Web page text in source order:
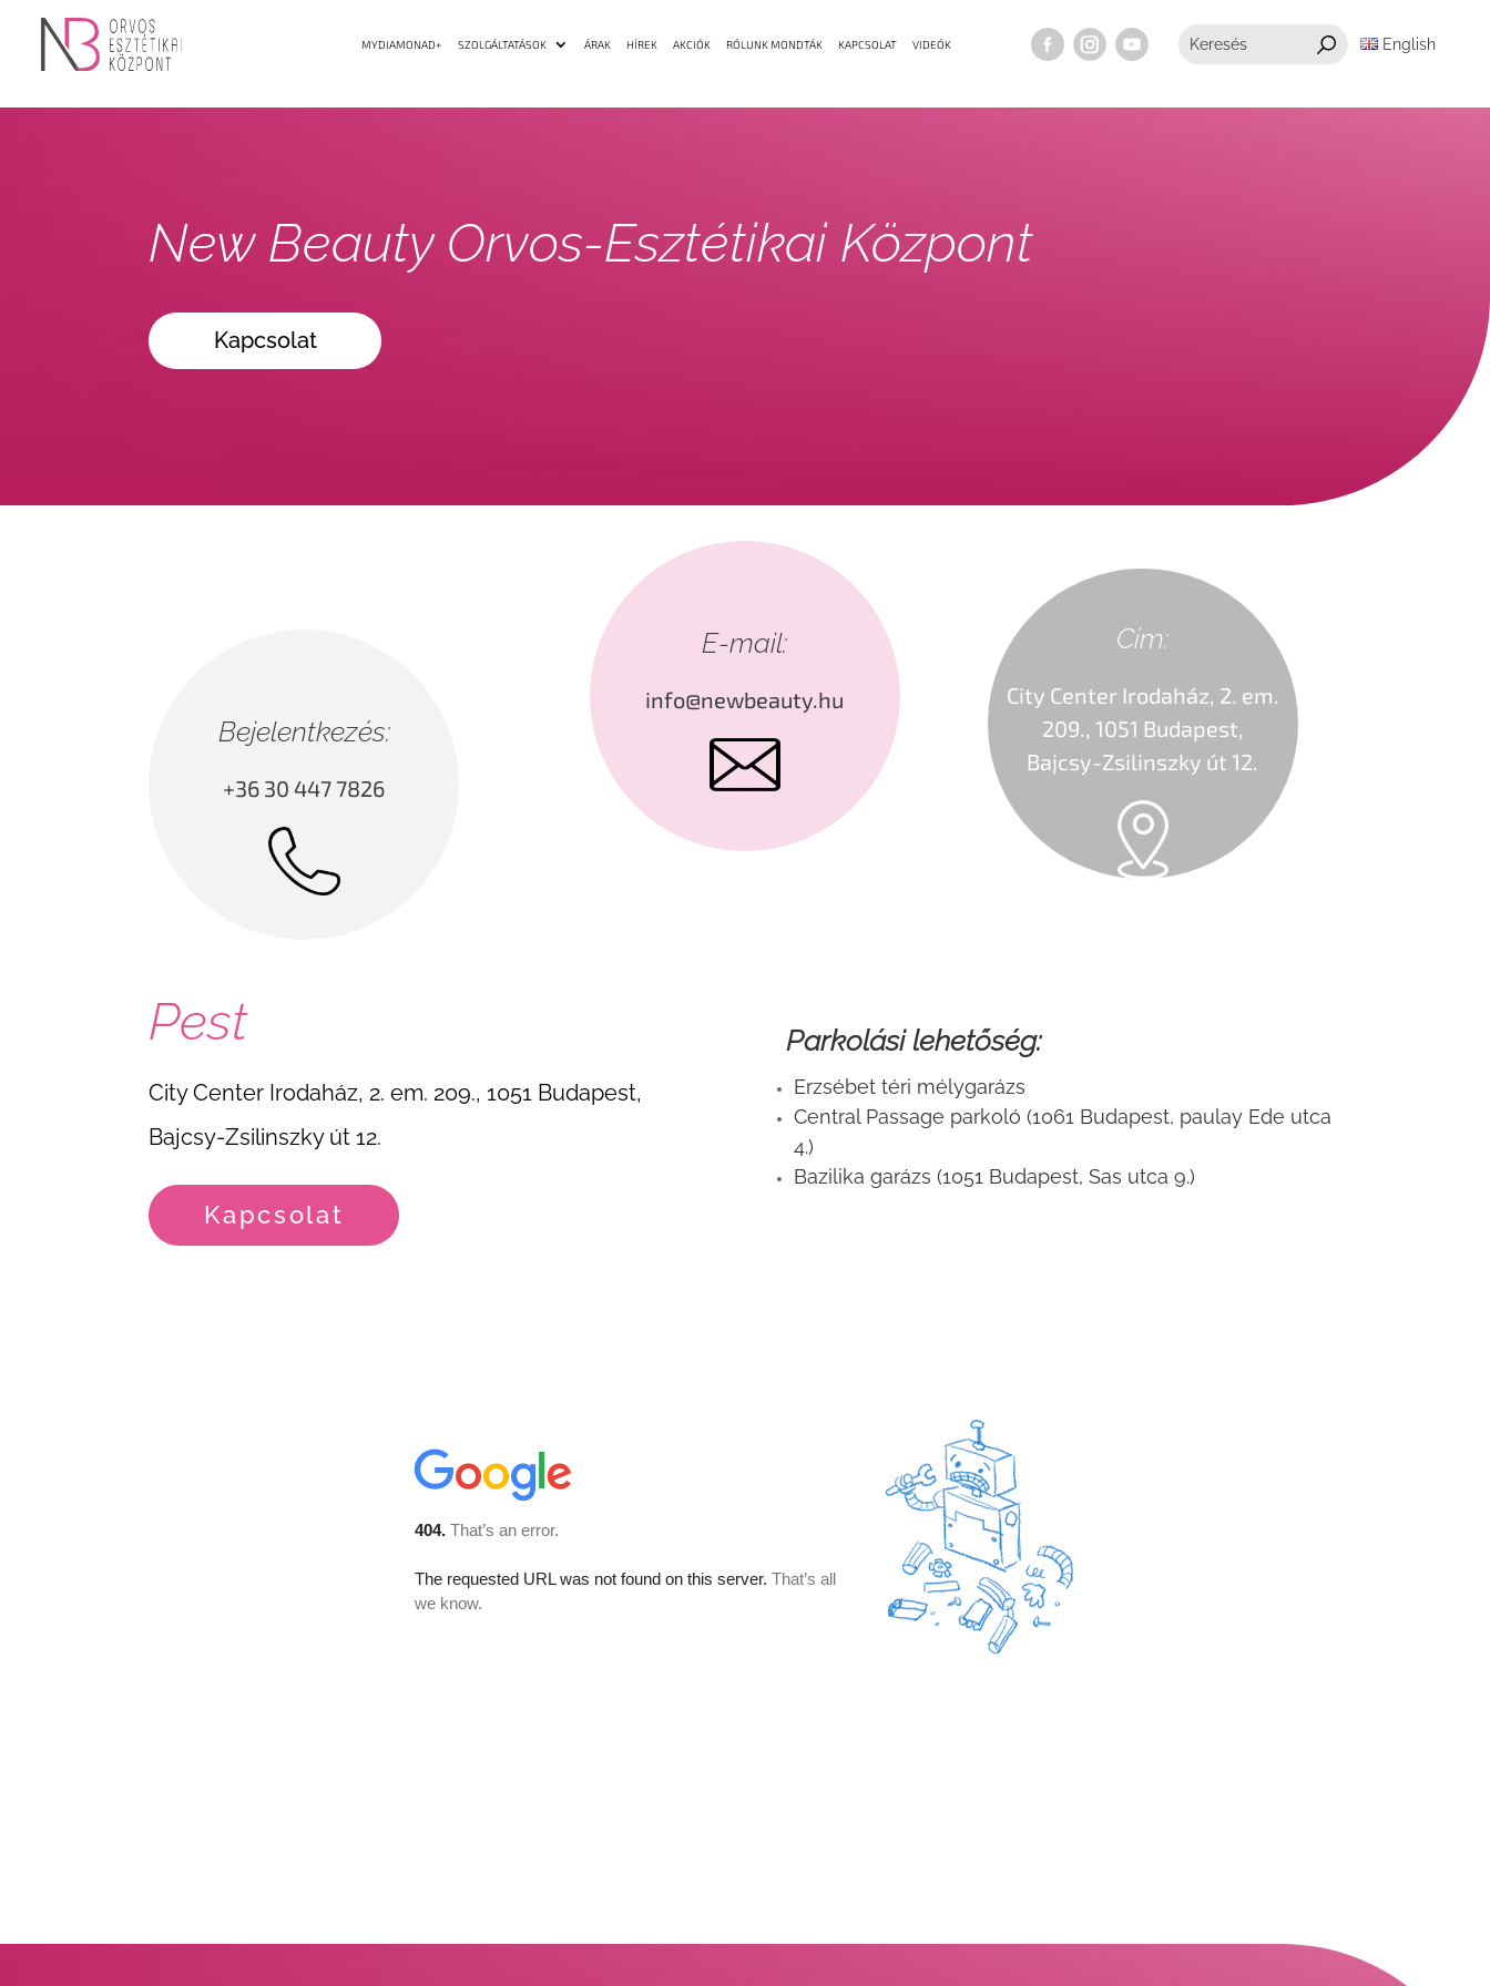
MYDIAMONAD+ SZOLGÁLTATÁSOK ÁRAK HÍREK AKCIÓK RÓLUNK MONDTÁK KAPCSOLAT VIDEÓK English
New Beauty Orvos-Esztétikai Központ
Kapcsolat
Bejelentkezés:
+36 30 447 7826
E-mail:
info@newbeauty.hu
Cím:
City Center Irodaház, 2. em.
209., 1051 Budapest,
Bajcsy-Zsilinszky út 12.
Pest
City Center Irodaház, 2. em. 209., 1051 Budapest,
Bajcsy-Zsilinszky út 12.
Kapcsolat
Parkolási lehetőség:
Erzsébet téri mélygarázs
Central Passage parkoló (1061 Budapest, paulay Ede utca
4.)
Bazilika garázs (1051 Budapest, Sas utca 9.)